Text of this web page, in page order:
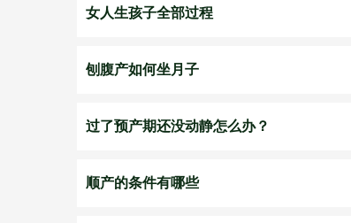
女人生孩子全部过程
刨腹产如何坐月子
过了预产期还没动静怎么办？
顺产的条件有哪些